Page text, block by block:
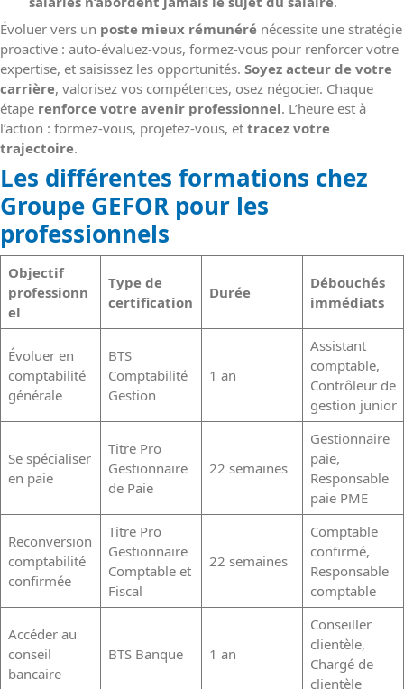
Évoluer vers un poste mieux rémunéré nécessite une stratégie
proactive : auto-évaluez-vous, formez-vous pour renforcer votre
expertise, et saisissez les opportunités. Soyez acteur de votre
carrière, valorisez vos compétences, osez négocier. Chaque
étape renforce votre avenir professionnel. L’heure est à
l’action : formez-vous, projetez-vous, et tracez votre
trajectoire.
Les différentes formations chez
Groupe GEFOR pour les
professionnels
Objectif
professionn
el
Type de
certification
Durée
Débouchés
immédiats
Évoluer en
comptabilité
générale
BTS
Comptabilité
Gestion
1 an
Assistant
comptable,
Contrôleur de
gestion junior
Se spécialiser
en paie
Titre Pro
Gestionnaire
de Paie
22 semaines
Gestionnaire
paie,
Responsable
paie PME
Reconversion
comptabilité
confirmée
Titre Pro
Gestionnaire
Comptable et
Fiscal
22 semaines
Comptable
confirmé,
Responsable
comptable
Accéder au
conseil
bancaire
BTS Banque 1 an
Conseiller
clientèle,
Chargé de
clientèle